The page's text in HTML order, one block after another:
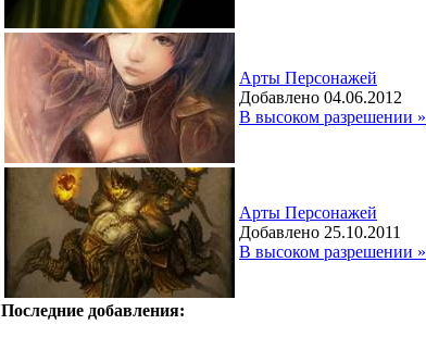
Арты Персонажей
Добавлено 04.06.2012
В высоком разрешении »
Арты Персонажей
Добавлено 25.10.2011
В высоком разрешении »
Последние добавления: